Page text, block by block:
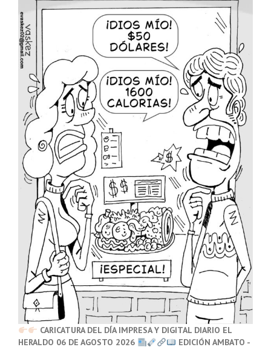
CARICATURA DEL DÍA IMPRESA Y DIGITAL DIARIO EL
HERALDO 06 DE AGOSTO 2026
EDICIÓN AMBATO -